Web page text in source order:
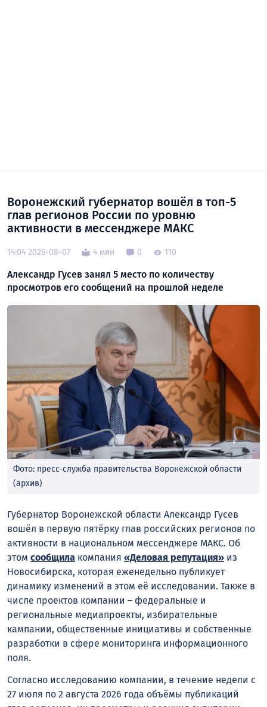
Воронежский губернатор вошёл в топ-5
глав регионов России по уровню
активности в мессенджере МАКС
14:04 2026-08-07 4 мин 0 110
Александр Гусев занял 5 место по количеству
просмотров его сообщений на прошлой неделе
Фото: пресс-служба правительства Воронежской области
(архив)
Губернатор Воронежской области Александр Гусев
вошёл в первую пятёрку глав российских регионов по
активности в национальном мессенджере МАКС. Об
этом сообщила компания «Деловая репутация» из
Новосибирска, которая еженедельно публикует
динамику изменений в этом её исследовании. Также в
числе проектов компании – федеральные и
региональные медиапроекты, избирательные
кампании, общественные инициативы и собственные
разработки в сфере мониторинга информационного
поля.
Согласно исследованию компании, в течение недели с
27 июля по 2 августа 2026 года объёмы публикаций